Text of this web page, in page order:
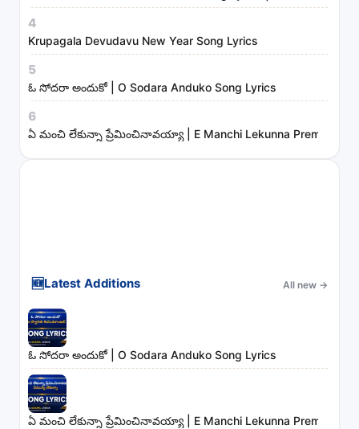
r
i
e
s
4
Krupagala Devudavu New Year Song Lyrics
5
ఓ సోదరా అందుకో | O Sodara Anduko Song Lyrics
6
ఏ మంచి లేకున్నా ప్రేమించినావయ్యా | E Manchi Lekunna
🆕Latest Additions All new →
ఓ సోదరా అందుకో | O Sodara Anduko Song Lyrics
ఏ మంచి లేకున్నా ప్రేమించినావయ్యా | E Manchi Lekunna